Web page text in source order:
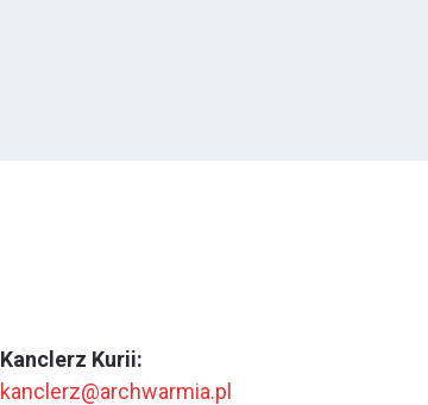
Kanclerz Kurii:
kanclerz@archwarmia.pl